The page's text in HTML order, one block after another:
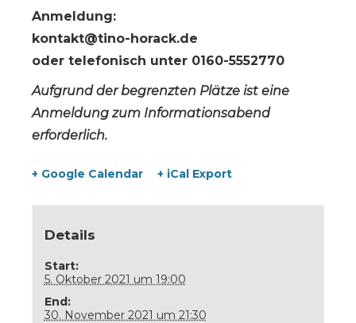
Anmeldung:
kontakt@tino-horack.de
oder telefonisch unter 0160-5552770
Aufgrund der begrenzten Plätze ist eine
Anmeldung zum Informationsabend
erforderlich.
+ Google Calendar + iCal Export
Details
Start:
5. Oktober 2021 um 19:00
End:
30. November 2021 um 21:30